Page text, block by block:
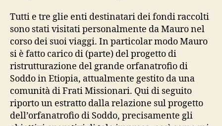
Tutti e tre glie enti destinatari dei fondi raccolti
sono stati visitati personalmente da Mauro nel
corso dei suoi viaggi. In particolar modo Mauro
si è fatto carico di (parte) del progetto di
ristrutturazione del grande orfanatrofio di
Soddo in Etiopia, attualmente gestito da una
comunità di Frati Missionari. Qui di seguito
riporto un estratto dalla relazione sul progetto
dell’orfanatrofio di Soddo, precisamente gli